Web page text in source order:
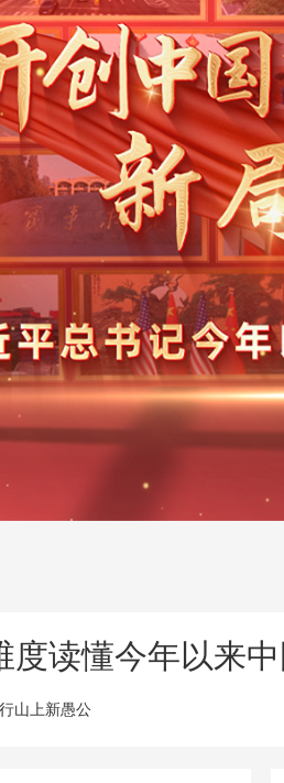
比划 快看 蓝海中国 新兵请入
竞猜 2026年世界杯 2026年冬奥
CCTV奥林匹克频道 生活体育大会
乡村振兴 生态环境 一带一路
国展会 大国保险 云顶对话 云
网 直播 节目单 栏目 片库
度读懂今年以来
山上新愚公